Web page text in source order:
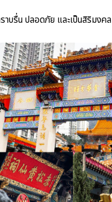
าบรื่น ปลอดภัย และเป็นสิริมงคล